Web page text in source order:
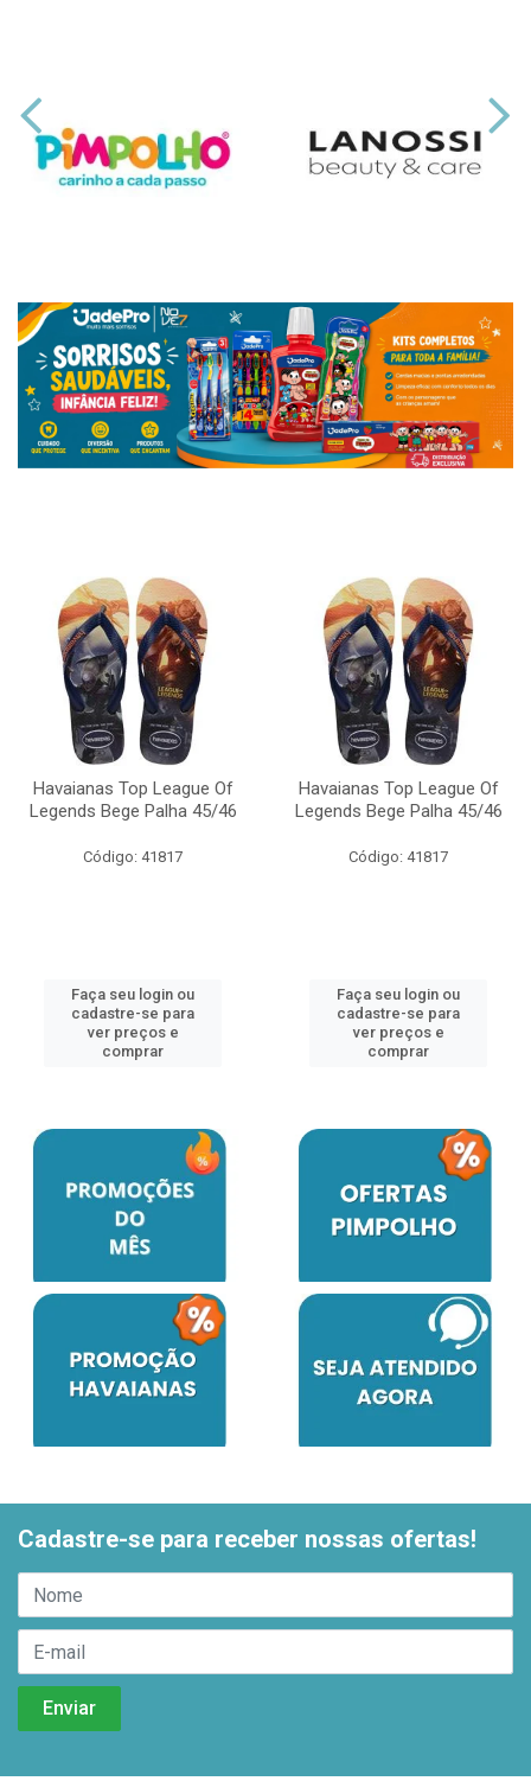
Havaianas Top League Of
Legends Bege Palha 45/46
Código: 41817
Faça seu login ou
cadastre-se para
ver preços e
comprar
Havaianas Top League Of
Legends Bege Palha 45/46
Código: 41817
Faça seu login ou
cadastre-se para
ver preços e
comprar
Cadastre-se para receber nossas ofertas!